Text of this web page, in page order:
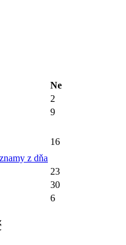
Ne
2
9
z dňa
16
23
30
6